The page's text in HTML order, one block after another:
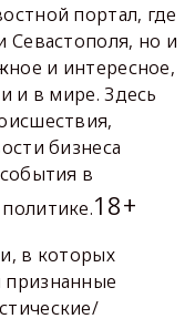
портал, где
Севастополя, но и
и интересное,
и в мире. Здесь
бизнеса
в
18+
в которых